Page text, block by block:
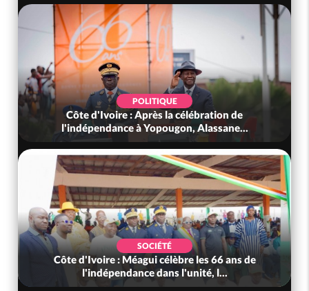
POLITIQUE
Côte d'Ivoire : Après la célébration de
l'indépendance à Yopougon, Alassane...
SOCIÉTÉ
Côte d'Ivoire : Méagui célèbre les 66 ans de
l'indépendance dans l'unité, l...